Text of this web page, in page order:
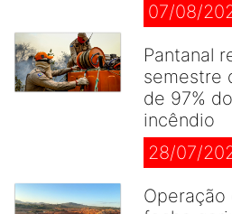
07/08/
Pantanal
semestre
de 97%
incêndio
28/07/
Operação